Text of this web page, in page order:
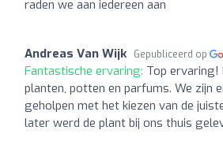
raden we aan iedereen aan
Andreas Van Wijk Gepubliceerd op
Fantastische ervaring: Top ervaring!
planten, potten en parfums. We zijn
geholpen met het kiezen van de
later werd de plant bij ons thuis